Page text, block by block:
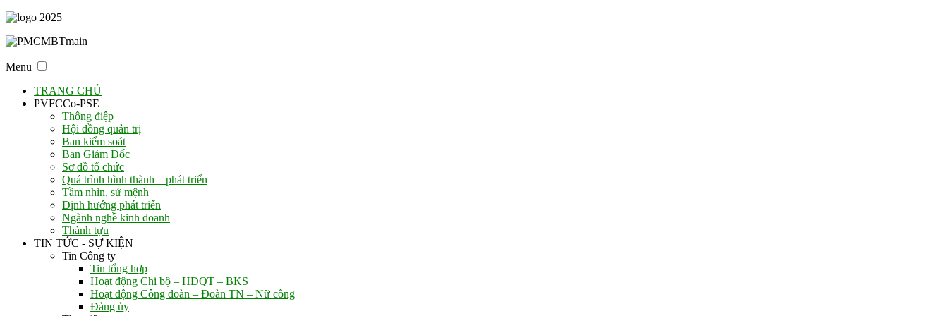
Menu
TRANG CHỦ
PVFCCo-PSE
Thông điệp
Hội đồng quản trị
Ban kiểm soát
Ban Giám Đốc
Sơ đồ tổ chức
Quá trình hình thành – phát triển
Tầm nhìn, sứ mệnh
Định hướng phát triển
Ngành nghề kinh doanh
Thành tựu
TIN TỨC - SỰ KIỆN
Tin Công ty
Tin tổng hợp
Hoạt động Chi bộ – HĐQT – BKS
Hoạt động Công đoàn – Đoàn TN – Nữ công
Đảng ủy